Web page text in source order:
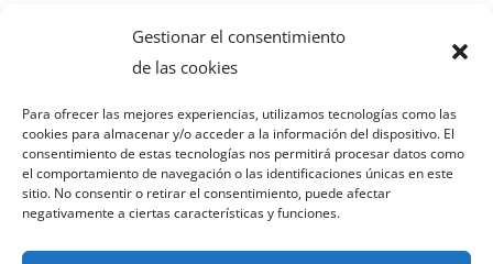
Gestionar el consentimiento
de las cookies
Para ofrecer las mejores experiencias, utilizamos tecnologías como las
cookies para almacenar y/o acceder a la información del dispositivo. El
consentimiento de estas tecnologías nos permitirá procesar datos como
el comportamiento de navegación o las identificaciones únicas en este
sitio. No consentir o retirar el consentimiento, puede afectar
negativamente a ciertas características y funciones.
Noticias
Productos
AVISO LEGAL POLÍTICA DE PRIVACIDAD